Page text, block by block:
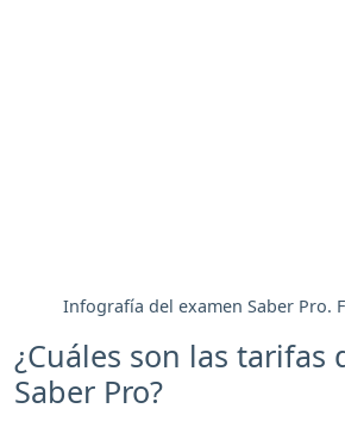
Infografía del examen Saber Pro.
¿Cuáles son las tarifas
Saber Pro?